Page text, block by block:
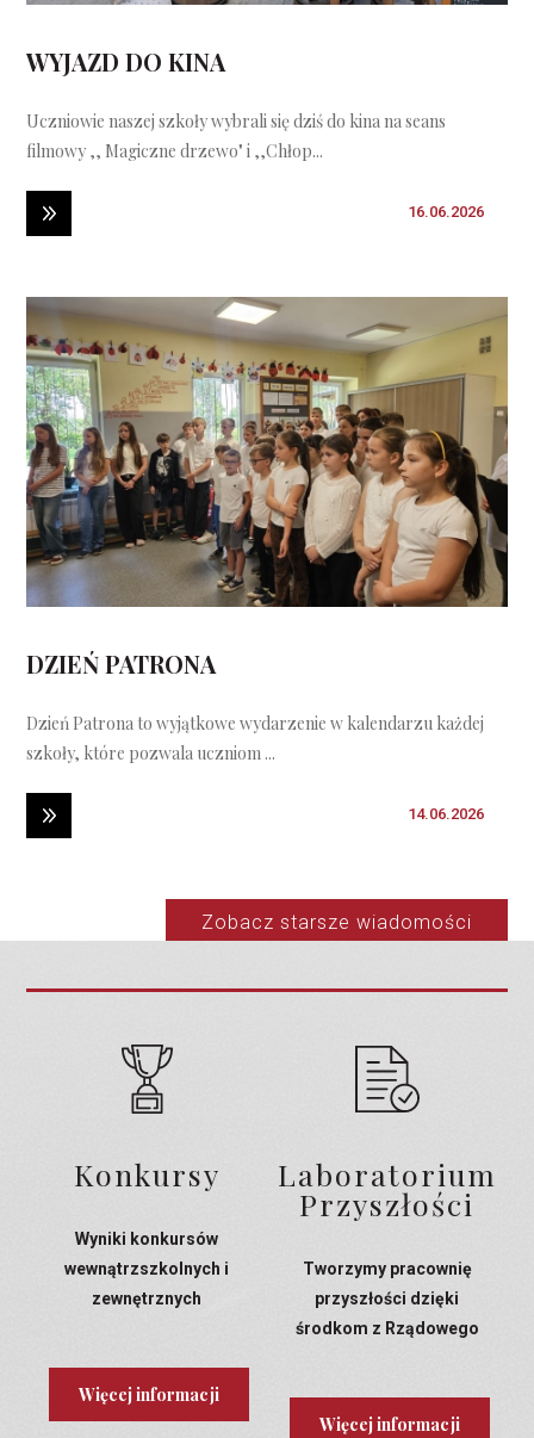
16.06.2026
WYJAZD DO KINA
Uczniowie naszej szkoły wybrali się dziś do kina na seans
filmowy ,, Magiczne drzewo" i ,,Chłop...
14.06.2026
DZIEŃ PATRONA
Dzień Patrona to wyjątkowe wydarzenie w kalendarzu każdej
szkoły, które pozwala uczniom ...
Zobacz starsze wiadomości
Konkursy
Wyniki konkursów
wewnątrzszkolnych i
zewnętrznych
Więcej informacji
Laboratorium
Przyszłości
Tworzymy pracownię
przyszłości dzięki
środkom z Rządowego
Więcej informacji